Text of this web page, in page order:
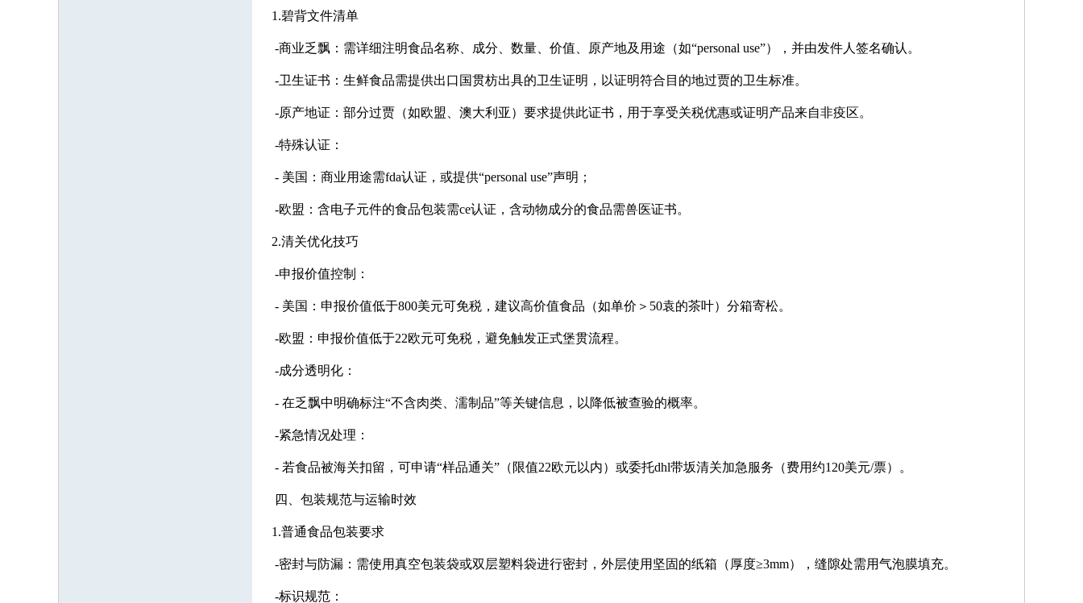
1.碧背文件清单
-商业乏飘：需详细注明食品名称、成分、数量、价值、原产地及用途（如“personal use”），并由发件人签名确认。
-卫生证书：生鲜食品需提供出口国贯枋出具的卫生证明，以证明符合目的地过贾的卫生标准。
-原产地证：部分过贾（如欧盟、澳大利亚）要求提供此证书，用于享受关税优惠或证明产品来自非疫区。
-特殊认证：
- 美国：商业用途需fda认证，或提供“personal use”声明；
-欧盟：含电子元件的食品包装需ce认证，含动物成分的食品需兽医证书。
2.清关优化技巧
-申报价值控制：
- 美国：申报价值低于800美元可免税，建议高价值食品（如单价＞50袁的茶叶）分箱寄松。
-欧盟：申报价值低于22欧元可免税，避免触发正式堡贯流程。
-成分透明化：
- 在乏飘中明确标注“不含肉类、濡制品”等关键信息，以降低被查验的概率。
-紧急情况处理：
- 若食品被海关扣留，可申请“样品通关”（限值22欧元以内）或委托dhl带坂清关加急服务（费用约120美元/票）。
四、包装规范与运输时效
1.普通食品包装要求
-密封与防漏：需使用真空包装袋或双层塑料袋进行密封，外层使用坚固的纸箱（厚度≥3mm），缝隙处需用气泡膜填充。
-标识规范：